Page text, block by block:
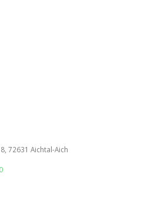
72631 Aichtal-Aich